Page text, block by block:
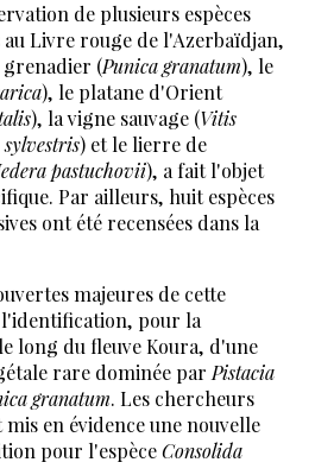
de plusieurs espèces
Livre rouge de l'Azerbaïdjan,
(Punica granatum), le
), le platane d'Orient
), la vigne sauvage (Vitis
sylvestris) et le lierre de
pastuchovii), a fait l'objet
Par ailleurs, huit espèces
ont été recensées dans la
majeures de cette
pour la
long du fleuve Koura, d'une
rare dominée parPistacia
granatum. Les chercheurs
en évidence une nouvelle
pour l'espèceConsolida